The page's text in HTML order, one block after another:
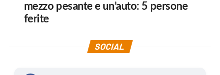
mezzo pesante e un’auto: 5 persone
ferite
SOCIAL